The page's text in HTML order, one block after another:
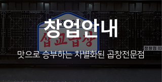
창업안내
​맛으로 승부하는 차별화된 곱창전문점